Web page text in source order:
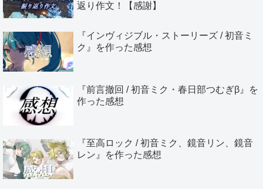
返り作文！【感謝】
『インヴィジブル・ストーリーズ / 初音ミ
ク』を作った感想
『前言撤回 / 初音ミク・春日部つむぎβ』を
作った感想
『至高ロック / 初音ミク、鏡音リン、鏡音
レン』を作った感想